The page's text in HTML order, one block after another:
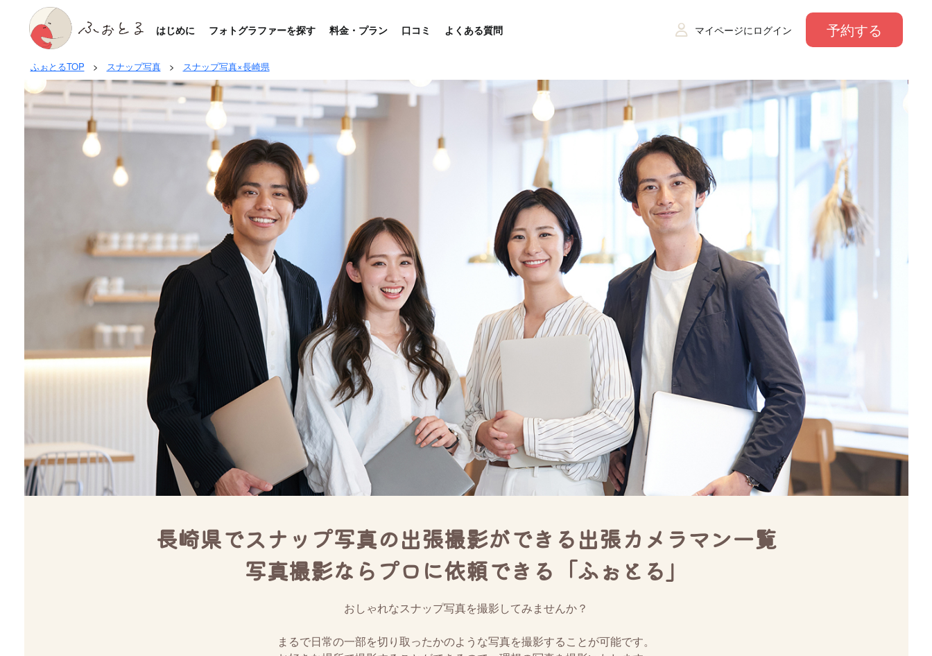
はじめに フォトグラファーを探す 料金・プラン 口コミ よくある質問 マイページにログイン 予約する
ふぉとるTOP > スナップ写真> スナップ写真×長崎県
長崎県でスナップ写真の出張撮影ができる出張カメラマン一覧
写真撮影ならプロに依頼できる「ふぉとる」
おしゃれなスナップ写真を撮影してみませんか？
まるで日常の一部を切り取ったかのような写真を撮影することが可能です。